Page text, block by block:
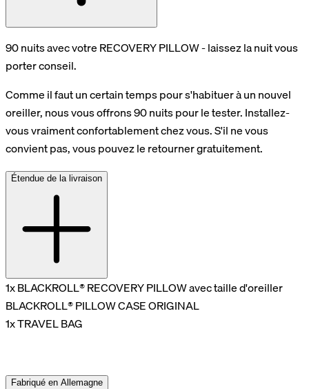
90 nuits avec votre RECOVERY PILLOW - laissez la nuit vous
porter conseil.
Comme il faut un certain temps pour s'habituer à un nouvel
oreiller, nous vous offrons 90 nuits pour le tester. Installez-
vous vraiment confortablement chez vous. S'il ne vous
convient pas, vous pouvez le retourner gratuitement.
Étendue de la livraison
1x BLACKROLL® RECOVERY PILLOW avec taille d'oreiller
BLACKROLL® PILLOW CASE ORIGINAL
1x TRAVEL BAG
Fabriqué en Allemagne